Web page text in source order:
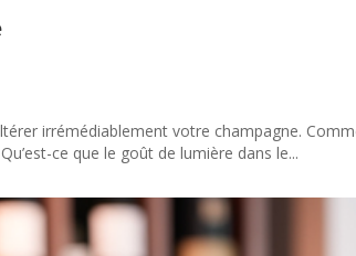
irrémédiablement votre champagne.
ce que le goût de lumière dans le...